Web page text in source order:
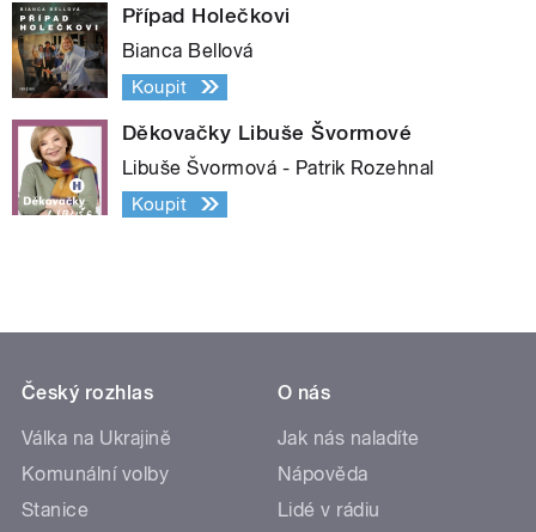
Případ Holečkovi
Bianca Bellová
Koupit
Děkovačky Libuše Švormové
Libuše Švormová - Patrik Rozehnal
Koupit
Český rozhlas
Válka na Ukrajině
Komunální volby
Stanice
O nás
Jak nás naladíte
Nápověda
Lidé v rádiu